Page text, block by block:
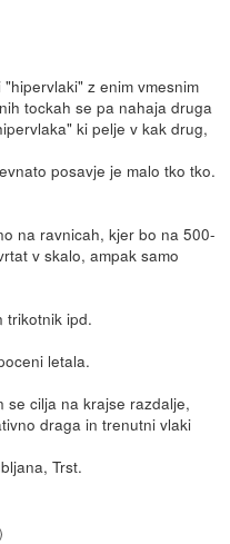
z enim vmesnim
tockah se pa nahaja druga
ki pelje v kak drug,
posavje je malo tko tko.
na ravnicah, kjer bo na 500-
v skalo, ampak samo
trikotnik ipd.
letala.
se cilja na krajse razdalje,
draga in trenutni vlaki
Trst.
)